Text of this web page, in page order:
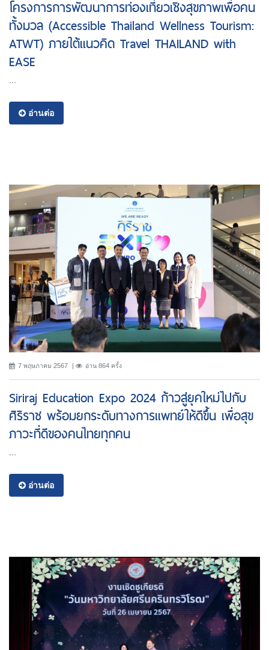
โครงการการพัฒนาการท่องเที่ยวเชิงสุขภาพเพื่อคน
ทั้งมวล (Accessible Thailand Wellness Tourism:
ATWT) ภายใต้แนวคิด Travel THAILAND with
EASE
...
อ่านต่อ
7 พฤษภาคม 2567 อ่าน 864 ครั้ง
Siriraj Education Expo 2024 ก้าวสู่ยุคใหม่ไปกับ
ศิริราช พร้อมยกระดับทางการแพทย์ให้ดีขึ้น เพื่อสุข
ภาวะที่ดีของคนไทยทุกคน
...
อ่านต่อ